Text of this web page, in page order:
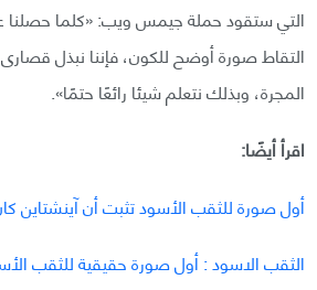
التي ستقود حملة جيمس ويب: «كلما حصلنا
التقاط صورة أوضح للكون، فإننا نبذل قصارى
المجرة، وبذلك نتعلم شيئا رائعًا حتمًا».
اقرأ أيضًا:
أول صورة للثقب الأسود تثبت أن آينشتاين
الثقب الاسود : أول صورة حقيقية للثقب